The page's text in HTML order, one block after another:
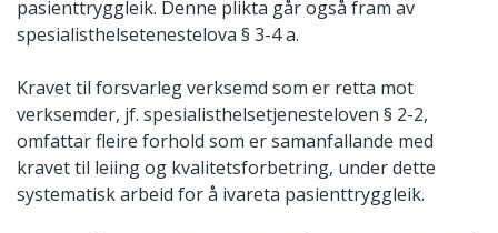
pasienttryggleik. Denne plikta går også fram av
spesialisthelsetenestelova § 3-4 a.
Kravet til forsvarleg verksemd som er retta mot
verksemder, jf. spesialisthelsetjenesteloven § 2-2,
omfattar fleire forhold som er samanfallande med
kravet til leiing og kvalitetsforbetring, under dette
systematisk arbeid for å ivareta pasienttryggleik.